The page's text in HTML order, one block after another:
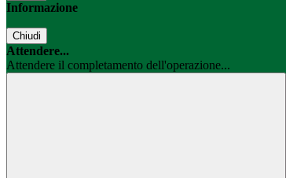
Informazione
Chiudi
Attendere...
Attendere il completamento dell'operazione...